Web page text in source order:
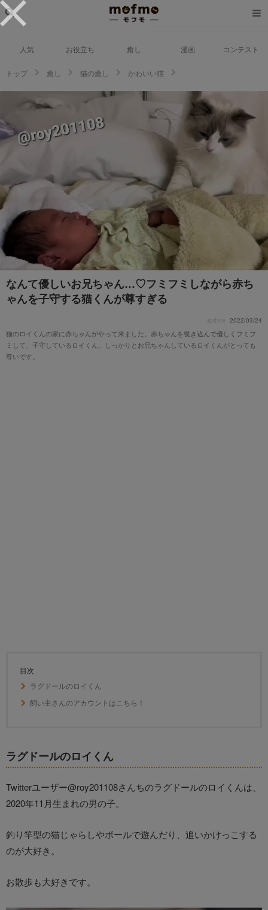
人気 お役立ち 癒し 漫画 コンテスト
トップ 癒し 猫の癒し
かわいい猫
なんて優しいお兄ちゃん…♡フミフミしながら赤ち
ゃんを子守する猫くんが尊すぎる
update 2022/03/24
猫のロイくんの家に赤ちゃんがやって来ました。赤ちゃんを覗き込んで優しくフミフ
ミして、子守しているロイくん。しっかりとお兄ちゃんしているロイくんがとっても
尊いです。
目次
ラグドールのロイくん
飼い主さんのアカウントはこちら！
ラグドールのロイくん
Twitterユーザー@roy201108さんちのラグドールのロイくんは、
2020年11月生まれの男の子。
釣り竿型の猫じゃらしやボールで遊んだり、追いかけっこする
のが大好き。
お散歩も大好きです。